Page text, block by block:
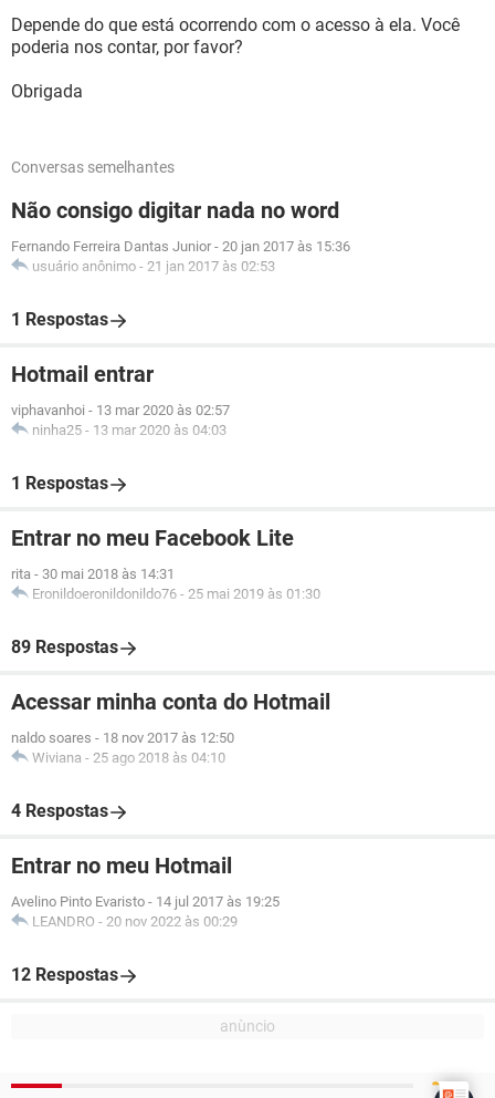
Depende do que está ocorrendo com o acesso à ela. Você
poderia nos contar, por favor?
Obrigada
Conversas semelhantes
Não consigo digitar nada no word
Fernando Ferreira Dantas Junior - 20 jan 2017 às 15:36
usuário anônimo - 21 jan 2017 às 02:53
1 Respostas
Hotmail entrar
viphavanhoi - 13 mar 2020 às 02:57
ninha25 - 13 mar 2020 às 04:03
1 Respostas
Entrar no meu Facebook Lite
rita - 30 mai 2018 às 14:31
Eronildoeronildonildo76 - 25 mai 2019 às 01:30
89 Respostas
Acessar minha conta do Hotmail
naldo soares - 18 nov 2017 às 12:50
Wiviana - 25 ago 2018 às 04:10
4 Respostas
Entrar no meu Hotmail
Avelino Pinto Evaristo - 14 jul 2017 às 19:25
LEANDRO - 20 nov 2022 às 00:29
12 Respostas